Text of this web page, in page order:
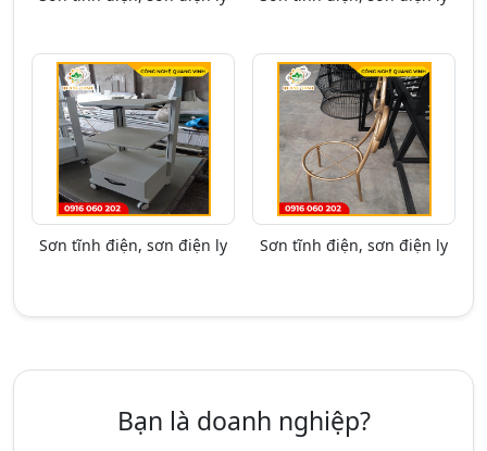
Sơn tĩnh điện, sơn điện ly Sơn tĩnh điện, sơn điện ly
Bạn là doanh nghiệp?